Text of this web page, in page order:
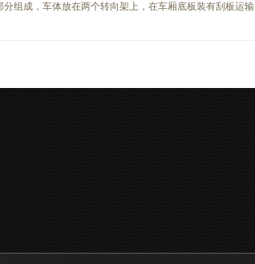
组成，车体放在两个转向架上，在车厢底板装有刮板运输